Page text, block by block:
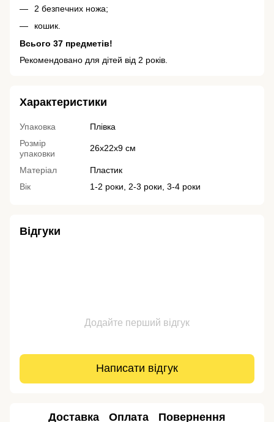
2 безпечних ножа;
кошик.
Всього 37 предметів!
Рекомендовано для дітей від 2 років.
Характеристики
Упаковка
Плівка
Розмір
упаковки
26х22х9 см
Матеріал
Пластик
Вік
1-2 роки, 2-3 роки, 3-4 роки
Відгуки
Додайте перший відгук
Написати відгук
Доставка Оплата Повернення